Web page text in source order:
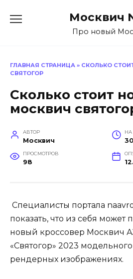
Москвич
Про новый
ГЛАВНАЯ СТРАНИЦА » СКОЛЬКО
СВЯТОГОР
Сколько стоит
москвич
АВТОР
Москвич
НА
ПРОСМОТРОВ
98
Специалисты портала
показать, что из себя может
новый кроссовер Москвич
«Святогор» 2023
рендерных изображениях.